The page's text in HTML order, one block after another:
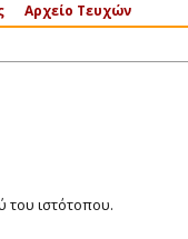
Αρχείο Τευχών
του ιστότοπου.